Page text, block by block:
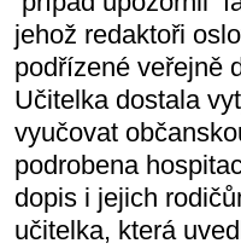
jehož redaktoři
podřízené veřejně
Učitelka dostala
vyučovat
podrobena
dopis i jejich
učitelka, která